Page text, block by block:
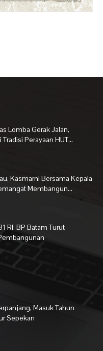
Lomba Gerak Jalan,
Perayaan HUT...
Kasmarni Bersama Kepala
Membangun...
RI, BP Batam Turut
Masuk Tahun
Sepekan